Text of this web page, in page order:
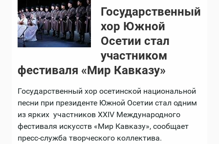
Государственный
хор Южной
Осетии стал
участником
фестиваля «Мир Кавказу»
Государственный хор осетинской национальной
песни при президенте Южной Осетии стал одним
из ярких участников XXIV Международного
фестиваля искусств «Мир Кавказу», сообщает
пресс-служба творческого коллектива.